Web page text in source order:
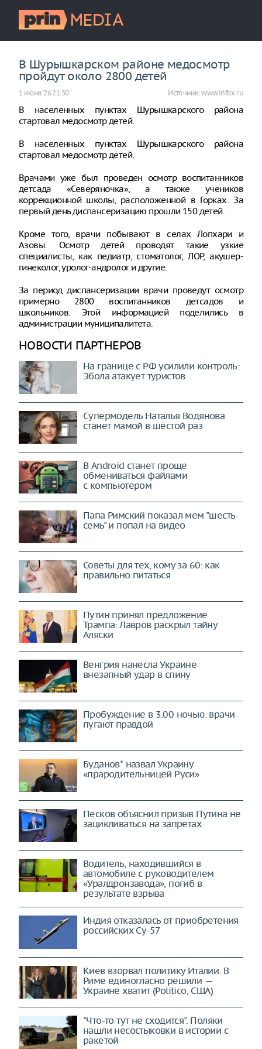
В Шурышкарском районе медосмотр
пройдут около 2800 детей
1 июня ‘26 21:50 Источник:www.infox.ru
В населенных пунктах Шурышкарского района
стартовал медосмотр детей.
В населенных пунктах Шурышкарского района
стартовал медосмотр детей.
Врачами уже был проведен осмотр воспитанников
детсада «Северяночка», а также учеников
коррекционной школы, расположенной в Горках. За
первый день диспансеризацию прошли 150 детей.
Кроме того, врачи побывают в селах Лопхари и
Азовы. Осмотр детей проводят такие узкие
специалисты, как педиатр, стоматолог, ЛОР, акушер-
гинеколог, уролог-андролог и другие.
За период диспансеризации врачи проведут осмотр
примерно 2800 воспитанников детсадов и
школьников. Этой информацией поделились в
администрации муниципалитета.
НОВОСТИ ПАРТНЕРОВ
На границе с РФ усилили контроль:
Эбола атакует туристов
Супермодель Наталья Водянова
станет мамой в шестой раз
В Android станет проще
обмениваться файлами
с компьютером
Папа Римский показал мем "шесть-
семь" и попал на видео
Советы для тех, кому за 60: как
правильно питаться
Путин принял предложение
Трампа: Лавров раскрыл тайну
Аляски
Венгрия нанесла Украине
внезапный удар в спину
Пробуждение в 3.00 ночью: врачи
пугают правдой
Буданов* назвал Украину
«прародительницей Руси»
Песков объяснил призыв Путина не
зацикливаться на запретах
Водитель, находившийся в
автомобиле с руководителем
«Уралдронзавода», погиб в
результате взрыва
Индия отказалась от приобретения
российских Су-57
Киев взорвал политику Италии. В
Риме единогласно решили —
Украине хватит (Politico, США)
"Что-то тут не сходится". Поляки
нашли несостыковки в истории с
ракетой